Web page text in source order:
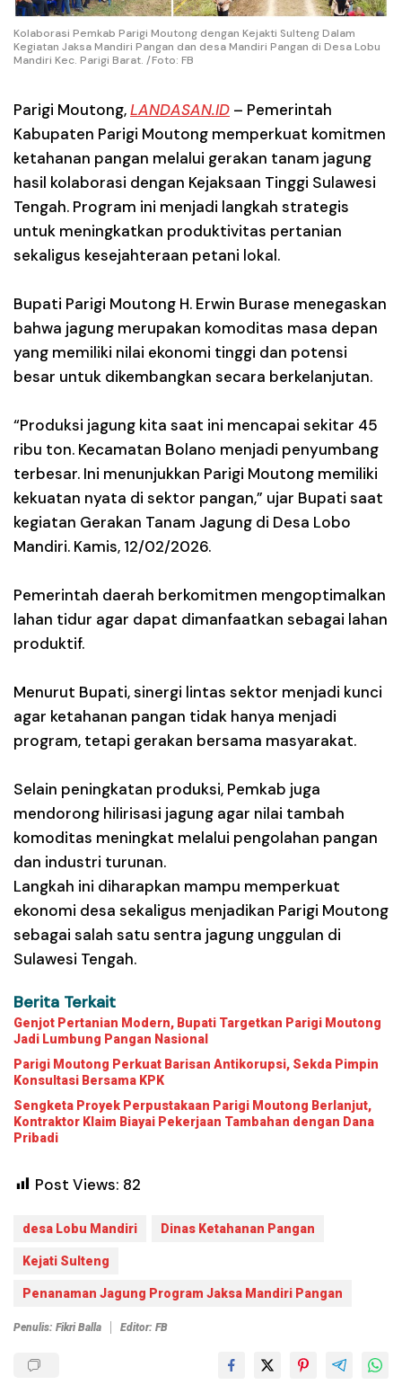
Kolaborasi Pemkab Parigi Moutong dengan Kejakti Sulteng Dalam
Kegiatan Jaksa Mandiri Pangan dan desa Mandiri Pangan di Desa Lobu
Mandiri Kec. Parigi Barat. /Foto: FB
Parigi Moutong,LANDASAN.ID – Pemerintah
Kabupaten Parigi Moutong memperkuat komitmen
ketahanan pangan melalui gerakan tanam jagung
hasil kolaborasi dengan Kejaksaan Tinggi Sulawesi
Tengah. Program ini menjadi langkah strategis
untuk meningkatkan produktivitas pertanian
sekaligus kesejahteraan petani lokal.
Bupati Parigi Moutong H. Erwin Burase menegaskan
bahwa jagung merupakan komoditas masa depan
yang memiliki nilai ekonomi tinggi dan potensi
besar untuk dikembangkan secara berkelanjutan.
“Produksi jagung kita saat ini mencapai sekitar 45
ribu ton. Kecamatan Bolano menjadi penyumbang
terbesar. Ini menunjukkan Parigi Moutong memiliki
kekuatan nyata di sektor pangan,” ujar Bupati saat
kegiatan Gerakan Tanam Jagung di Desa Lobo
Mandiri. Kamis, 12/02/2026.
Pemerintah daerah berkomitmen mengoptimalkan
lahan tidur agar dapat dimanfaatkan sebagai lahan
produktif.
Menurut Bupati, sinergi lintas sektor menjadi kunci
agar ketahanan pangan tidak hanya menjadi
program, tetapi gerakan bersama masyarakat.
Selain peningkatan produksi, Pemkab juga
mendorong hilirisasi jagung agar nilai tambah
komoditas meningkat melalui pengolahan pangan
dan industri turunan.
Langkah ini diharapkan mampu memperkuat
ekonomi desa sekaligus menjadikan Parigi Moutong
sebagai salah satu sentra jagung unggulan di
Sulawesi Tengah.
Berita Terkait
Genjot Pertanian Modern, Bupati Targetkan Parigi Moutong
Jadi Lumbung Pangan Nasional
Parigi Moutong Perkuat Barisan Antikorupsi, Sekda Pimpin
Konsultasi Bersama KPK
Sengketa Proyek Perpustakaan Parigi Moutong Berlanjut,
Kontraktor Klaim Biayai Pekerjaan Tambahan dengan Dana
Pribadi
Post Views: 82
desa Lobu Mandiri Dinas Ketahanan Pangan
Kejati Sulteng
Penanaman Jagung Program Jaksa Mandiri Pangan
Penulis: Fikri Balla Editor: FB